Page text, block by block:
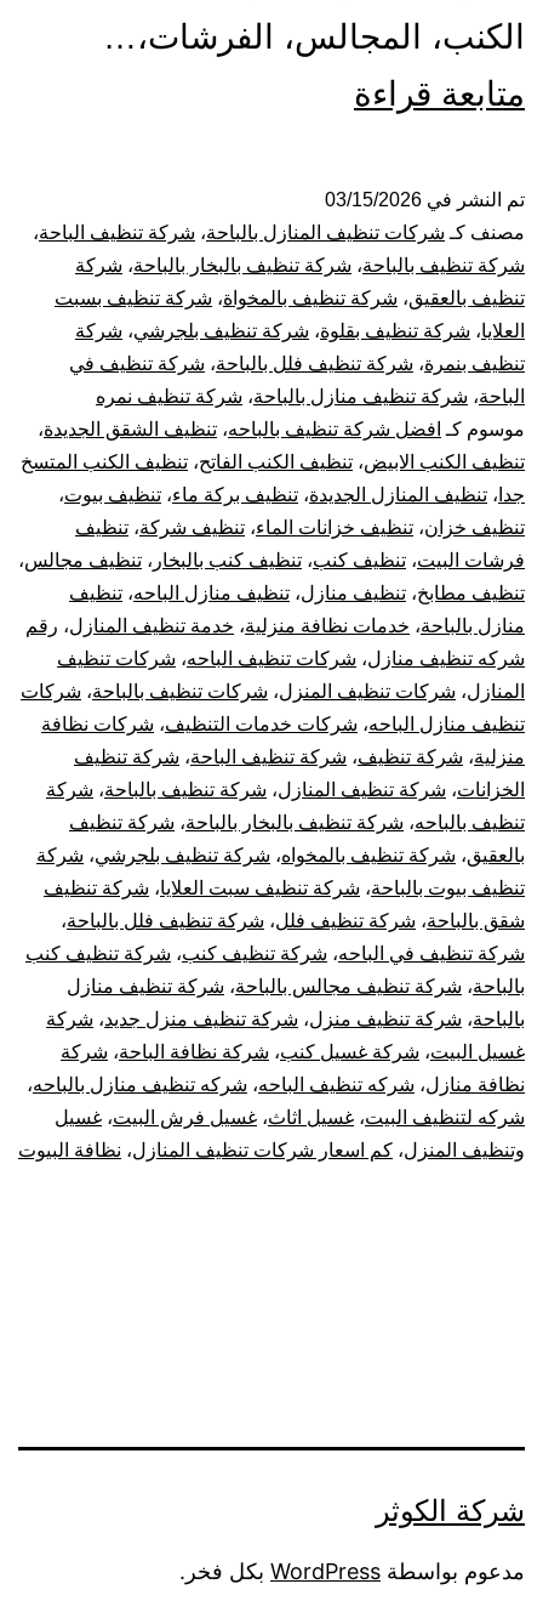
الكنب، المجالس، الفرشات،…
متابعة قراءة
بالباحة
|-
خصومات
حصرية
أتصل
الأن
تم النشر في 03/15/2026
مصنف كـ شركات تنظيف المنازل بالباحة، شركة تنظيف الباحة،
شركة تنظيف بالباحة، شركة تنظيف بالبخار بالباحة، شركة
تنظيف بالعقيق، شركة تنظيف بالمخواة، شركة تنظيف بسبت
العلايا، شركة تنظيف بقلوة، شركة تنظيف بلجرشي، شركة
تنظيف بنمرة، شركة تنظيف فلل بالباحة، شركة تنظيف في
الباحة، شركة تنظيف منازل بالباحة، شركة تنظيف نمره
موسوم كـ افضل شركة تنظيف بالباحه، تنظيف الشقق الجديدة،
تنظيف الكنب الابيض، تنظيف الكنب الفاتح، تنظيف الكنب المتسخ
جدا ، تنظيف المنازل الجديدة، تنظيف بركة ماء، تنظيف بيوت،
تنظيف خزان، تنظيف خزانات الماء، تنظيف شركة، تنظيف
فرشات البيت، تنظيف كنب، تنظيف كنب بالبخار ، تنظيف مجالس،
تنظيف مطابخ، تنظيف منازل، تنظيف منازل الباحه، تنظيف
منازل بالباحة، خدمات نظافة منزلية، خدمة تنظيف المنازل، رقم
شركه تنظيف منازل، شركات تنظيف الباحه، شركات تنظيف
المنازل، شركات تنظيف المنزل، شركات تنظيف بالباحة، شركات
تنظيف منازل الباحه، شركات خدمات التنظيف، شركات نظافة
منزلية، شركة تنظيف، شركة تنظيف الباحة، شركة تنظيف
الخزانات، شركة تنظيف المنازل، شركة تنظيف بالباحة، شركة
تنظيف بالباحه، شركة تنظيف بالبخار بالباحة، شركة تنظيف
بالعقيق، شركة تنظيف بالمخواه، شركة تنظيف بلجرشي، شركة
تنظيف بيوت بالباحة، شركة تنظيف سبت العلايا، شركة تنظيف
شقق بالباحة، شركة تنظيف فلل، شركة تنظيف فلل بالباحة،
شركة تنظيف في الباحه، شركة تنظيف كنب، شركة تنظيف كنب
بالباحة، شركة تنظيف مجالس بالباحة، شركة تنظيف منازل
بالباحة، شركة تنظيف منزل، شركة تنظيف منزل جديد، شركة
غسيل البيت، شركة غسيل كنب، شركة نظافة الباحة، شركة
نظافة منازل، شركه تنظيف الباحه، شركه تنظيف منازل بالباحه،
شركه لتنظيف البيت، غسيل اثاث، غسيل فرش البيت، غسيل
وتنظيف المنزل، كم اسعار شركات تنظيف المنازل، نظافة البيوت
شركة الكوثر
مدعوم بواسطة WordPress بكل فخر.